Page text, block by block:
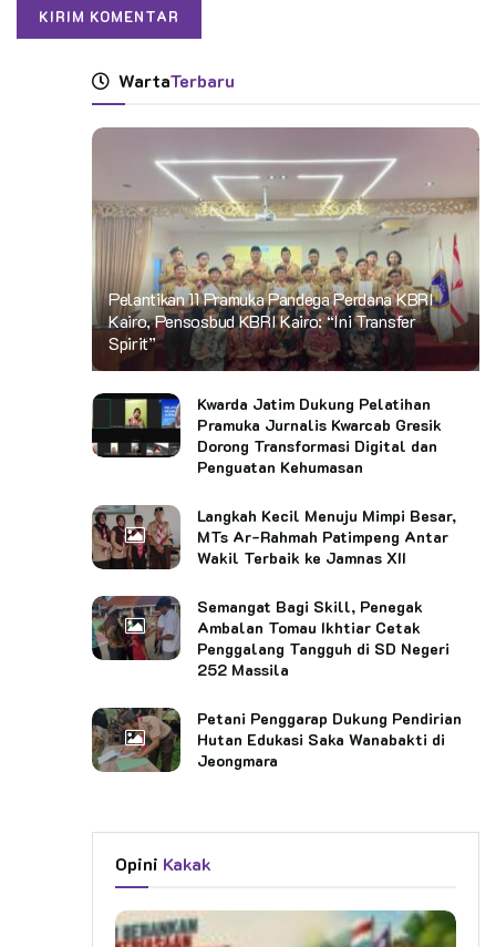
WartaTerbaru
Pelantikan 11 Pramuka Pandega Perdana KBRI
Kairo, Pensosbud KBRI Kairo: “Ini Transfer
Spirit”
Kwarda Jatim Dukung Pelatihan
Pramuka Jurnalis Kwarcab Gresik
Dorong Transformasi Digital dan
Penguatan Kehumasan
Langkah Kecil Menuju Mimpi Besar,
MTs Ar-Rahmah Patimpeng Antar
Wakil Terbaik ke Jamnas XII
Semangat Bagi Skill, Penegak
Ambalan Tomau Ikhtiar Cetak
Penggalang Tangguh di SD Negeri
252 Massila
Petani Penggarap Dukung Pendirian
Hutan Edukasi Saka Wanabakti di
Jeongmara
Opini Kakak